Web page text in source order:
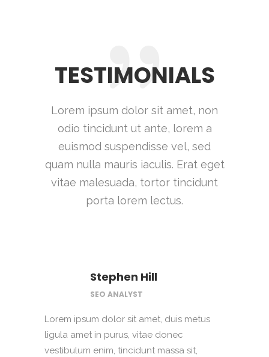
TESTIMONIALS
Lorem ipsum dolor sit amet, non
odio tincidunt ut ante, lorem a
euismod suspendisse vel, sed
quam nulla mauris iaculis. Erat eget
vitae malesuada, tortor tincidunt
porta lorem lectus.
Stephen Hill
SEO ANALYST
Lorem ipsum dolor sit amet, duis metus
ligula amet in purus, vitae donec
vestibulum enim, tincidunt massa sit,